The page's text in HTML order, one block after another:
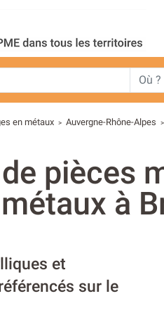
en métaux > Auvergne-Rhône-Alpes >
pièces
à
et
sur le